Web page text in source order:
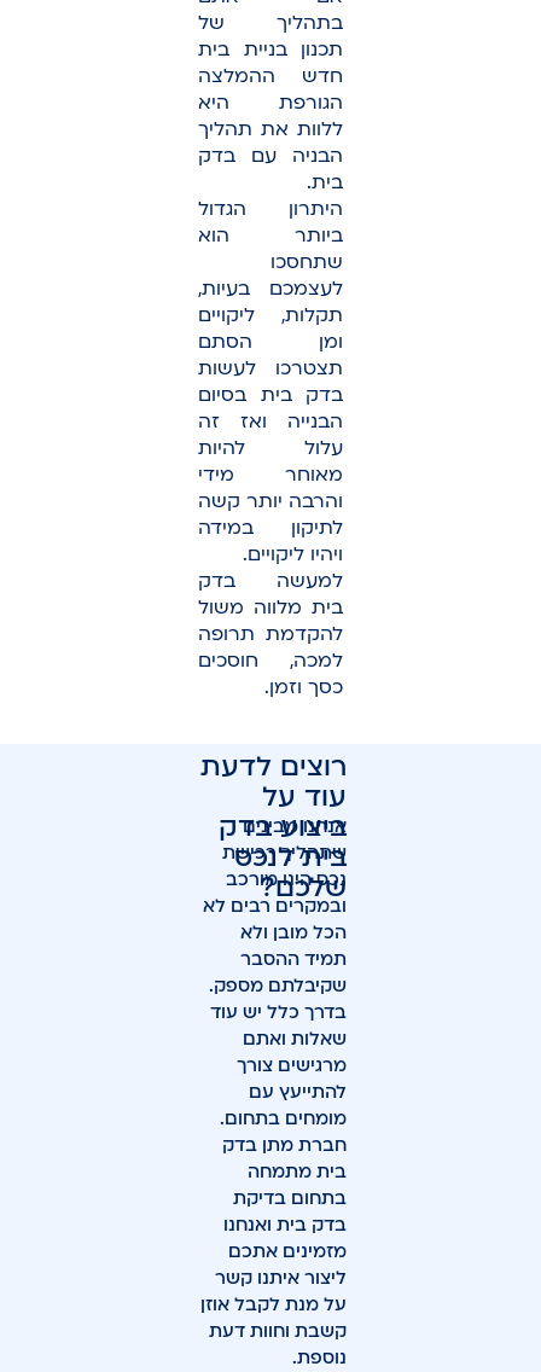
בתהליך של
תכנון בניית בית
חדש ההמלצה
הגורפת היא
ללוות את תהליך
הבניה עם בדק
בית.
היתרון הגדול
ביותר הוא
שתחסכו
לעצמכם בעיות,
תקלות, ליקויים
ומן הסתם
תצטרכו לעשות
בדק בית בסיום
הבנייה ואז זה
עלול להיות
מאוחר מידי
והרבה יותר קשה
לתיקון במידה
ויהיו ליקויים.
למעשה בדק
בית מלווה משול
להקדמת תרופה
למכה, חוסכים
כסך וזמן.
רוצים לדעת
עוד על
ביצוע בדק
בית לנכס
שלכם?
אנחנו מבינים
שתהליך רכישת
נכס הינו מורכב
ובמקרים רבים לא
הכל מובן ולא
תמיד ההסבר
שקיבלתם מספק.
בדרך כלל יש עוד
שאלות ואתם
מרגישים צורך
להתייעץ עם
מומחים בתחום.
חברת מתן בדק
בית מתמחה
בתחום בדיקת
בדק בית ואנחנו
מזמינים אתכם
ליצור איתנו קשר
על מנת לקבל אוזן
קשבת וחוות דעת
נוספת.